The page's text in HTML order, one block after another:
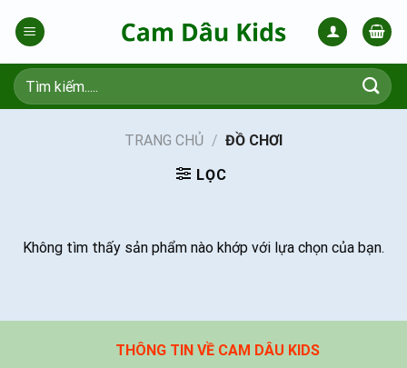
Tìm
kiếm:
TRANG CHỦ / ĐỒ CHƠI
LỌC
Không tìm thấy sản phẩm nào khớp với lựa chọn của bạn.
THÔNG TIN VỀ CAM DÂU KIDS